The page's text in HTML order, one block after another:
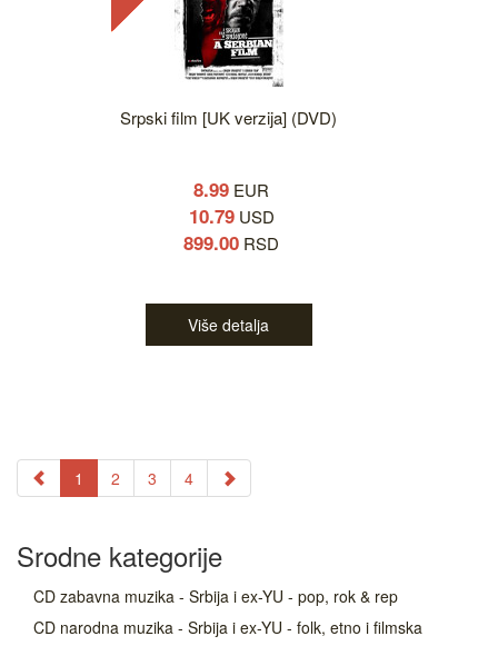
Srpski film [UK verzija] (DVD)
8.99 EUR
10.79USD
899.00 RSD
Više detalja
1 2 3 4
Srodne kategorije
CD zabavna muzika - Srbija i ex-YU - pop, rok & rep
CD narodna muzika - Srbija i ex-YU - folk, etno i filmska